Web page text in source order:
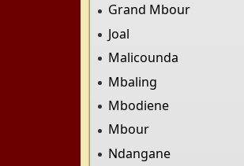
Grand Mbour
Joal
Malicounda
Mbaling
Mbodiene
Mbour
Ndangane